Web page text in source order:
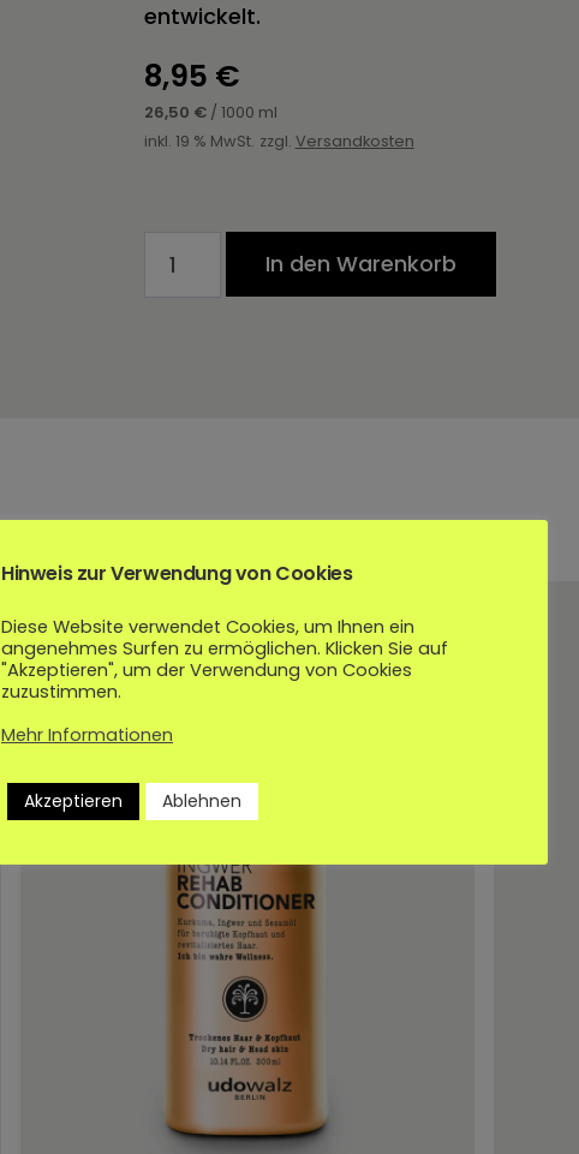
entwickelt.
8,95 €
26,50 €/ 1000 ml
inkl. 19 % MwSt. zzgl. Versandkosten
In den Warenkorb
Hinweis zur Verwendung von Cookies
Diese Website verwendet Cookies, um Ihnen ein
angenehmes Surfen zu ermöglichen. Klicken Sie auf
"Akzeptieren", um der Verwendung von Cookies
zuzustimmen.
Mehr Informationen
Akzeptieren Ablehnen